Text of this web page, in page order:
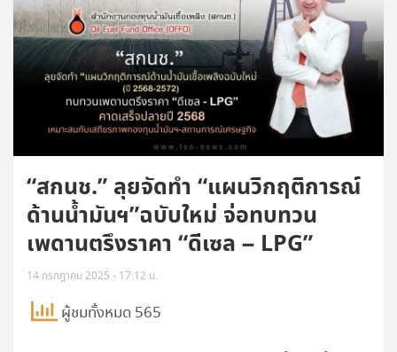
“สกนช.” ลุยจัดทำ “แผนวิกฤติการณ์
ด้านน้ำมันฯ”ฉบับใหม่ จ่อทบทวน
เพดานตรึงราคา “ดีเซล – LPG”
14 กรกฎาคม 2025 - 17:12 น.
ผู้ชมทั้งหมด 565